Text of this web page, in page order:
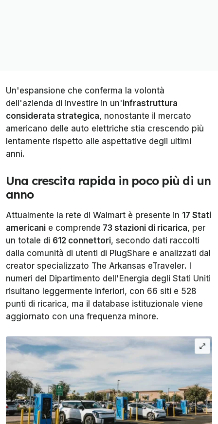
Un'espansione che conferma la volontà
dell'azienda di investire in un'infrastruttura
considerata strategica, nonostante il mercato
americano delle auto elettriche stia crescendo più
lentamente rispetto alle aspettative degli ultimi
anni.
Una crescita rapida in poco più di un
anno
Attualmente la rete di Walmart è presente in 17 Stati
americani e comprende 73 stazioni di ricarica, per
un totale di 612 connettori, secondo dati raccolti
dalla comunità di utenti di PlugShare e analizzati dal
creator specializzato The Arkansas eTraveler. I
numeri del Dipartimento dell'Energia degli Stati Uniti
risultano leggermente inferiori, con 66 siti e 528
punti di ricarica, ma il database istituzionale viene
aggiornato con una frequenza minore.